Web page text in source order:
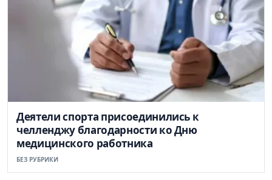
Деятели спорта присоединились к
челленджу благодарности ко Дню
медицинского работника
БЕЗ РУБРИКИ